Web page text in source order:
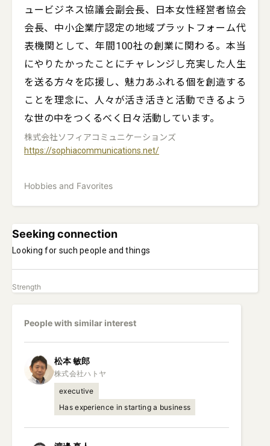
ュービジネス協議会副会長、日本女性経営者協会
会長、中小企業庁認定の地域プラットフォーム代
表機関として、年間100社の創業に関わる。本当
にやりたかったことにチャレンジし充実した人生
を送る方々を応援し、魅力あふれる個を創造する
ことを理念に、人々が活き活きと活動できるよう
な世の中をつくるべく日々活動しています。
株式会社ソフィアコミュニケーションズ
https://sophiacommunications.net/
Hobbies and Favorites
Seeking connection
Looking for such people and things
Strength
People with similar interest
松本敏郎
executive
Has experience in starting a business